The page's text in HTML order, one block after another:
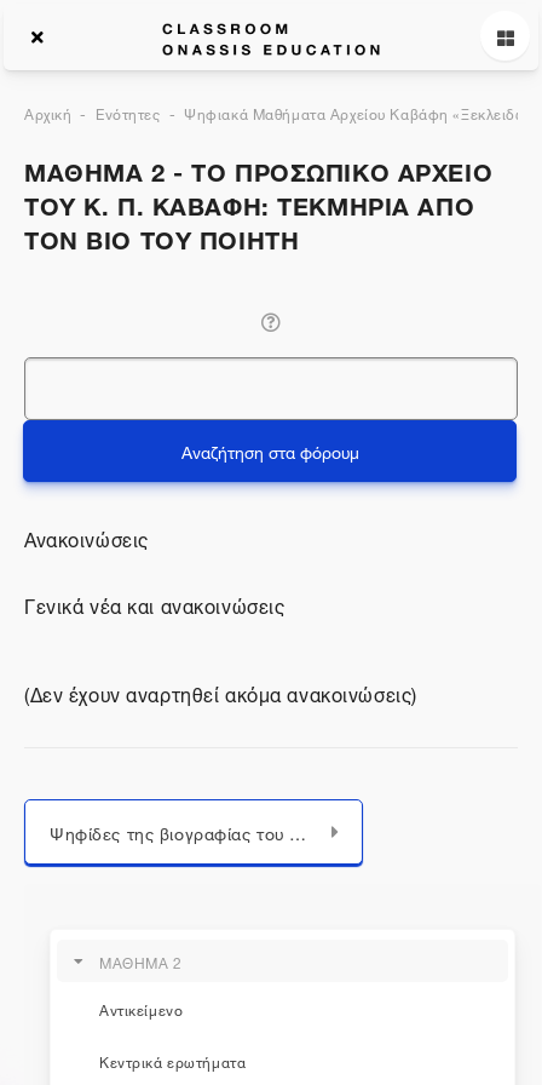
Αρχική Ενότητες Ψηφιακά Μαθήματα Αρχείου Καβάφη
ΜΑΘΗΜΑ 2 - ΤΟ ΠΡΟΣΩΠΙΚΟ ΑΡΧΕΙΟ
ΤΟΥ Κ. Π. ΚΑΒΑΦΗ: ΤΕΚΜΗΡΙΑ ΑΠΟ
ΤΟΝ ΒΙΟ ΤΟΥ ΠΟΙΗΤΗ
Αναζήτηση στα φόρουμ
Ανακοινώσεις
Γενικά νέα και ανακοινώσεις
(Δεν έχουν αναρτηθεί ακόμα ανακοινώσεις)
Μεταπήδηση σε...
Ψηφίδες της βιογραφίας του Κ. Π. Καβάφη
ΜΑΘΗΜΑ 2
Αντικείμενο
Κεντρικά ερωτήματα
η εκπαίδευση συνεχίζεται...